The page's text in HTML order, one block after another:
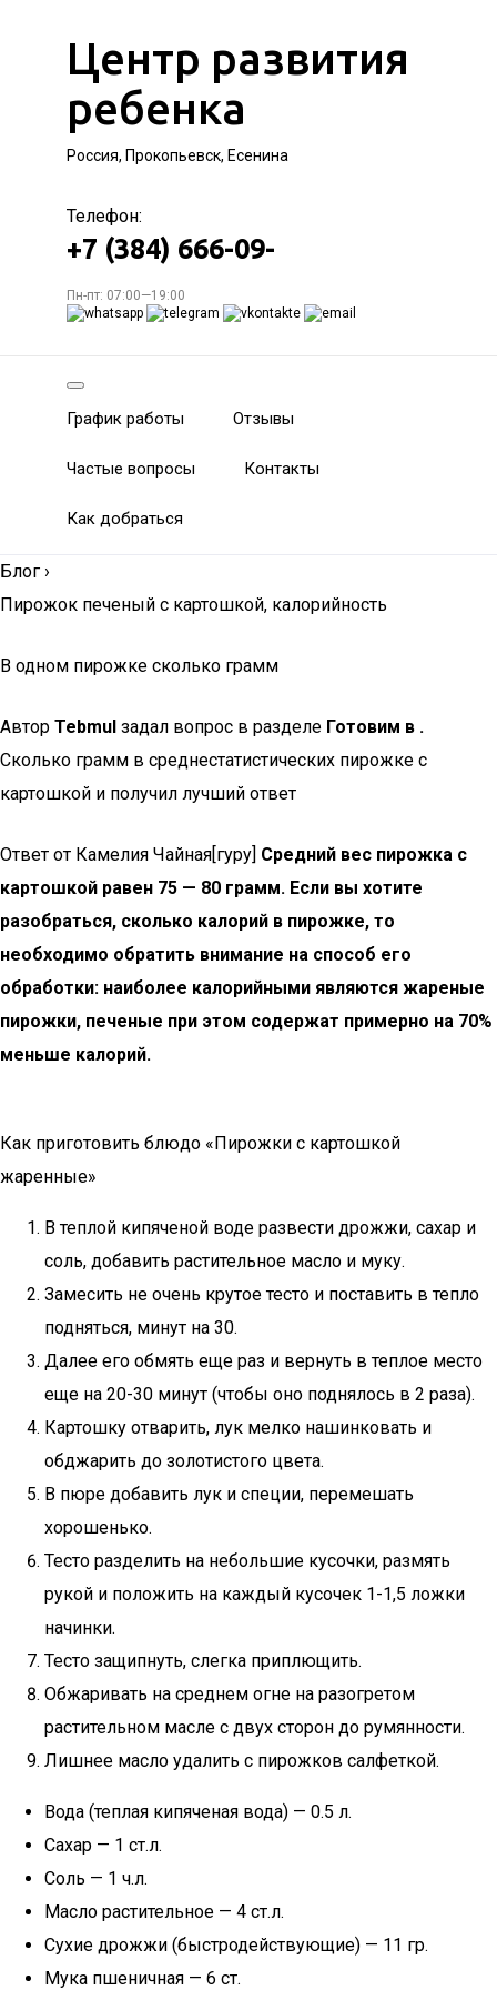
Центр развития
ребенка
Россия, Прокопьевск, Есенина
Телефон:
+7 (384) 666-09-
Пн-пт: 07:00—19:00
График работы Отзывы
Частые вопросы Контакты
Как добраться
Блог ›
Пирожок печеный с картошкой, калорийность
В одном пирожке сколько грамм
Автор Tebmul задал вопрос в разделе Готовим в .
Сколько грамм в среднестатистических пирожке с
картошкой и получил лучший ответ
Ответ от Камелия Чайная[гуру] Средний вес пирожка с
картошкой равен 75 — 80 грамм. Если вы хотите
разобраться, сколько калорий в пирожке, то
необходимо обратить внимание на способ его
обработки: наиболее калорийными являются жареные
пирожки, печеные при этом содержат примерно на 70%
меньше калорий.
Как приготовить блюдо «Пирожки с картошкой
жаренные»
В теплой кипяченой воде развести дрожжи, сахар и
соль, добавить растительное масло и муку.
Замесить не очень крутое тесто и поставить в тепло
подняться, минут на 30.
Далее его обмять еще раз и вернуть в теплое место
еще на 20-30 минут (чтобы оно поднялось в 2 раза).
Картошку отварить, лук мелко нашинковать и
обджарить до золотистого цвета.
В пюре добавить лук и специи, перемешать
хорошенько.
Тесто разделить на небольшие кусочки, размять
рукой и положить на каждый кусочек 1-1,5 ложки
начинки.
Тесто защипнуть, слегка приплющить.
Обжаривать на среднем огне на разогретом
растительном масле с двух сторон до румянности.
Лишнее масло удалить с пирожков салфеткой.
Вода (теплая кипяченая вода) — 0.5 л.
Сахар — 1 ст.л.
Соль — 1 ч.л.
Масло растительное — 4 ст.л.
Сухие дрожжи (быстродействующие) — 11 гр.
Мука пшеничная — 6 ст.